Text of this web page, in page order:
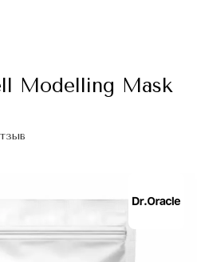
Modelling Mask